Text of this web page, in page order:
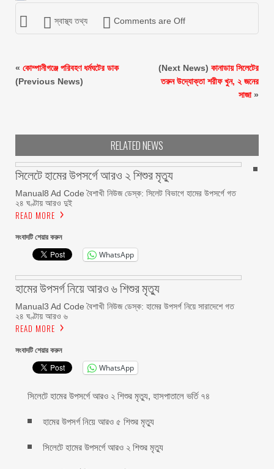
স্বাস্থ্য তথ্য Comments are Off
« কোম্পানীগঞ্জে পরিবহণ ধর্মঘটের ডাক
(Previous News)
(Next News) কানাডায় সিলেটের
তরুন উদ্যোক্তা শরীফ খুন, ২ জনের
সাজা»
RELATED NEWS
সিলেটে হামের উপসর্গে আরও ২ শিশুর মৃত্যু
Manual8 Ad Code বৈশাখী নিউজ ডেস্ক: সিলেট বিভাগে হামের উপসর্গে গত
২৪ ঘণ্টায় আরও দুই
READ MORE
সংবাদটি শেয়ার করুন
WhatsApp
হামের উপসর্গ নিয়ে আরও ৬ শিশুর মৃত্যু
Manual3 Ad Code বৈশাখী নিউজ ডেস্ক: হামের উপসর্গ নিয়ে সারাদেশে গত
২৪ ঘণ্টায় আরও ৬
READ MORE
সংবাদটি শেয়ার করুন
WhatsApp
সিলেটে হামের উপসর্গে আরও ২ শিশুর মৃত্যু, হাসপাতালে ভর্তি ৭৪
হামের উপসর্গ নিয়ে আরও ৫ শিশুর মৃত্যু
সিলেটে হামের উপসর্গে আরও ২ শিশুর মৃত্যু